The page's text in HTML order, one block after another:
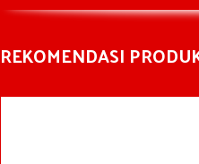
REKOMENDASI